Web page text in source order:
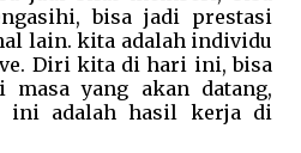
bisa jadi prestasi
lain. kita adalah individu
Diri kita di hari ini, bisa
masa yang akan datang,
ini adalah hasil kerja di